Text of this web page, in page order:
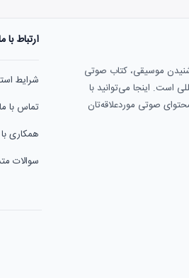
موسیقی، کتاب صوتی
است. اینجا می‌توانید با
صوتی موردعلاقه‌تان
ارتباط با
شرایط
تماس با ما
همکاری
سوالات